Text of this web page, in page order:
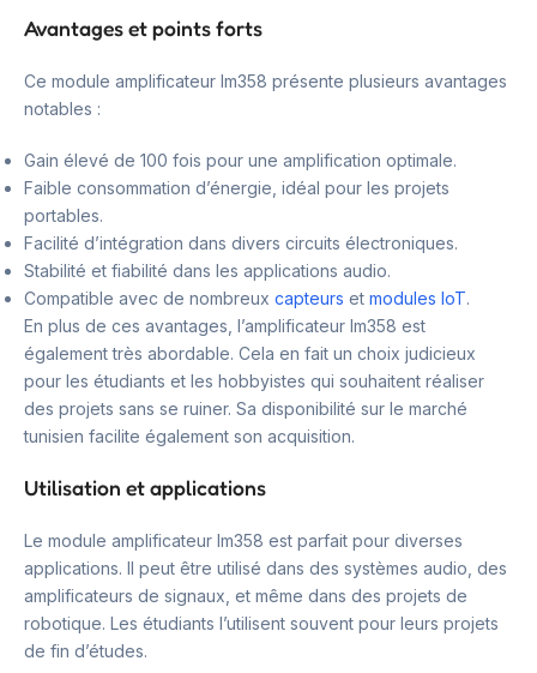
Avantages et points forts
Ce module amplificateur lm358 présente plusieurs avantages
notables :
Gain élevé de 100 fois pour une amplification optimale.
Faible consommation d’énergie, idéal pour les projets
portables.
Facilité d’intégration dans divers circuits électroniques.
Stabilité et fiabilité dans les applications audio.
Compatible avec de nombreux capteurs et modules IoT.
En plus de ces avantages, l’amplificateur lm358 est
également très abordable. Cela en fait un choix judicieux
pour les étudiants et les hobbyistes qui souhaitent réaliser
des projets sans se ruiner. Sa disponibilité sur le marché
tunisien facilite également son acquisition.
Utilisation et applications
Le module amplificateur lm358 est parfait pour diverses
applications. Il peut être utilisé dans des systèmes audio, des
amplificateurs de signaux, et même dans des projets de
robotique. Les étudiants l’utilisent souvent pour leurs projets
de fin d’études.